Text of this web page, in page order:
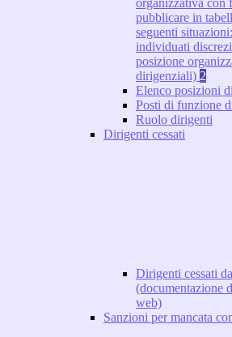
organizzativa con
pubblicare in
seguenti
individuati
posizione
dirigenziali) 2
Elenco posizioni
Posti di funzione
Ruolo dirigenti
Dirigenti cessati
Dirigenti cessati
(documentazione
web)
Sanzioni per mancata